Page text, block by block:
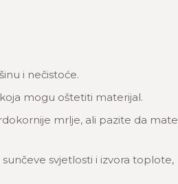
i nečistoće.
mogu oštetiti materijal.
mrlje, ali pazite da
svjetlosti i izvora toplote,